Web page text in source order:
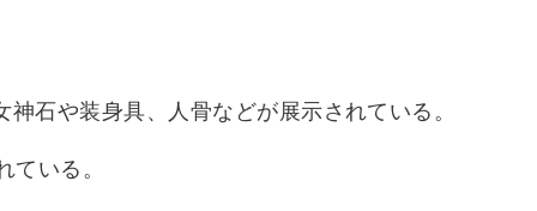
石や装身具、人骨などが展示されている。
いる。